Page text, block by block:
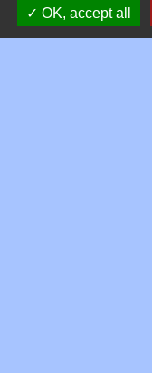
OK, accept all